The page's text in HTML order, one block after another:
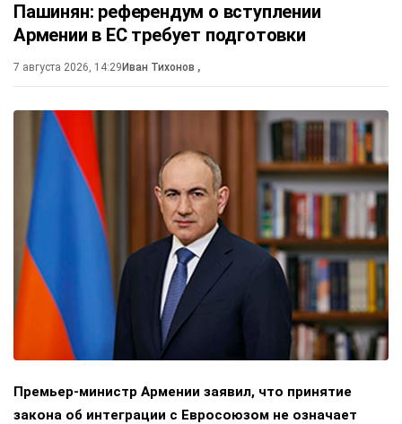
Пашинян: референдум о вступлении
Армении в ЕС требует подготовки
7 августа 2026, 14:29 Иван Тихонов ,
Премьер-министр Армении заявил, что принятие
закона об интеграции с Евросоюзом не означает